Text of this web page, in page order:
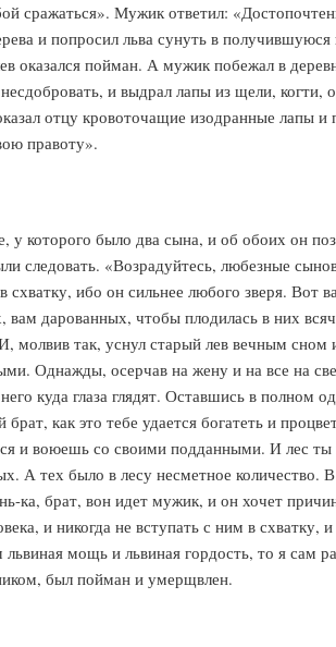
сражаться». Мужик ответил:
и попросил льва сунуть в
оказался пойман. А мужик побежал в
и выдрал лапы из щели, когти,
отцу кровоточащие изодранные лапы
правоту».
у которого было два сына, и об обоих он
следовать. «Возрадуйтесь, любезные
схватку, ибо он сильнее любого зверя.
вам дарованных, чтобы плодилась в них
молвив так, уснул старый лев вечным
Однажды, осерчав на жену и на все на
куда глаза глядят. Оставшись в полном
как это тебе удается богатеть и
и воюешь со своими подданными. И лес ты
А тех было в лесу несметное количество.
ка, брат, вон идет мужик, и он хочет
и никогда не вступать с ним в
львиная мощь и львиная гордость, то я сам
был пойман и умерщвлен.